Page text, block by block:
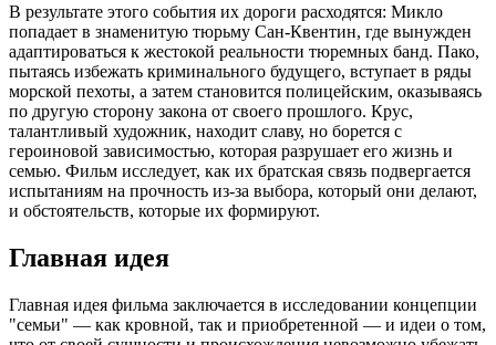
В результате этого события их дороги расходятся: Микло
попадает в знаменитую тюрьму Сан-Квентин, где вынужден
адаптироваться к жестокой реальности тюремных банд. Пако,
пытаясь избежать криминального будущего, вступает в ряды
морской пехоты, а затем становится полицейским, оказываясь
по другую сторону закона от своего прошлого. Крус,
талантливый художник, находит славу, но борется с
героиновой зависимостью, которая разрушает его жизнь и
семью. Фильм исследует, как их братская связь подвергается
испытаниям на прочность из-за выбора, который они делают,
и обстоятельств, которые их формируют.
Главная идея
Главная идея фильма заключается в исследовании концепции
"семьи" — как кровной, так и приобретенной — и идеи о том,